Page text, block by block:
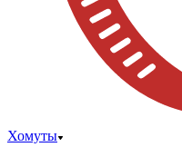
Хомуты